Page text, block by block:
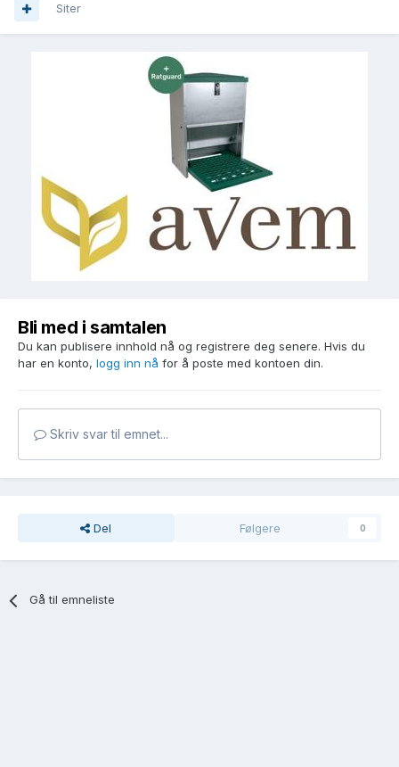
Siter
Bli med i samtalen
Du kan publisere innhold nå og registrere deg senere. Hvis du
har en konto, logg inn nå for å poste med kontoen din.
Skriv svar til emnet...
Del Følgere 0
Gå til emneliste